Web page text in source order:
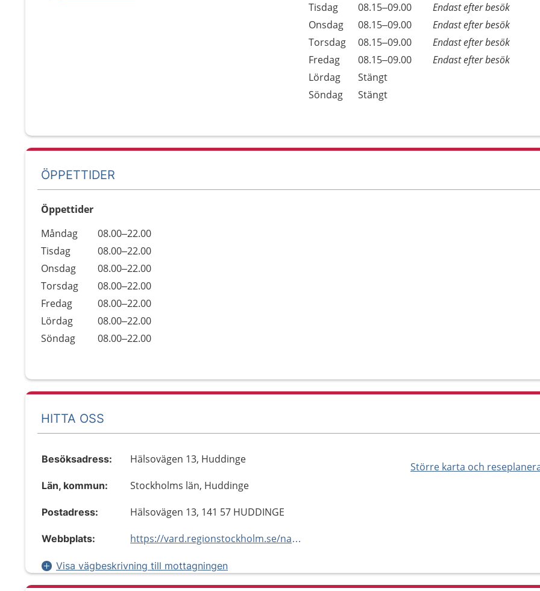
Tisdag
08.15–09.00
Endast efter besök
Onsdag
08.15–09.00
Endast efter besök
Torsdag
08.15–09.00
Endast efter besök
Fredag
08.15–09.00
Endast efter besök
Lördag
Stängt
Söndag
Stängt
ÖPPETTIDER
Öppettider
Dag
Öppettider
Kommentarer
Måndag
08.00–22.00
Tisdag
08.00–22.00
Onsdag
08.00–22.00
Torsdag
08.00–22.00
Fredag
08.00–22.00
Lördag
08.00–22.00
Söndag
08.00–22.00
HITTA OSS
Större karta och
Besöksadress: Hälsovägen 13, Huddinge
Län, kommun: Stockholms län, Huddinge
Postadress: Hälsovägen 13, 141 57 HUDDINGE
Webbplats: https://vard.regionstockholm.se/narakuter/
Visa vägbeskrivning till mottagningen